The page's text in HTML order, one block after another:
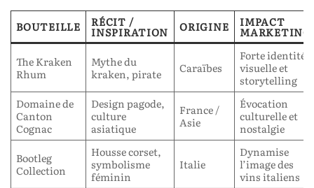
BOUTEILLE RÉCIT /
INSPIRATION ORIGINE IMPACT
MARKETING
The Kraken
Rhum
Mythe du
kraken, pirate
Caraïbes
Forte identité
visuelle et
storytelling
Domaine de
Canton
Cognac
Design pagode,
culture
asiatique
France /
Asie
Évocation
culturelle et
nostalgie
Bootleg
Collection
Housse corset,
symbolisme
féminin
Italie
Dynamise
l’image des
vins italiens